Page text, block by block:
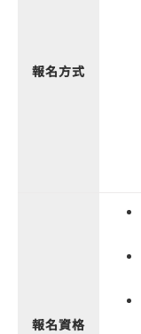
報名方式
報名資格